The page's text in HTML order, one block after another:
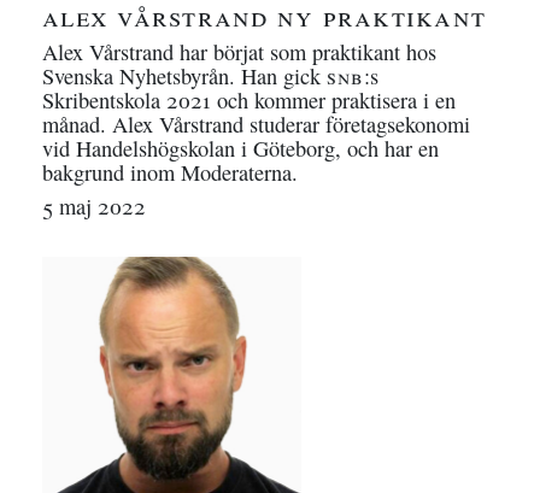
alex vårstrand ny praktikant
Alex Vårstrand har börjat som praktikant hos
Svenska Nyhetsbyrån. Han gick snb:s
Skribentskola 2021 och kommer praktisera i en
månad. Alex Vårstrand studerar företagsekonomi
vid Handelshögskolan i Göteborg, och har en
bakgrund inom Moderaterna.
5 maj 2022